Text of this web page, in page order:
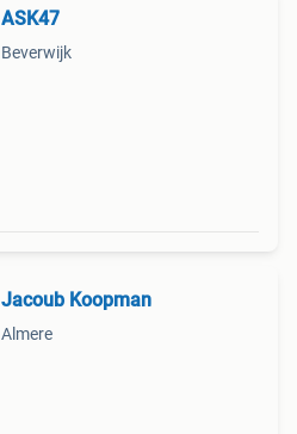
ASK47
Beverwijk
Jacoub Koopman
Almere